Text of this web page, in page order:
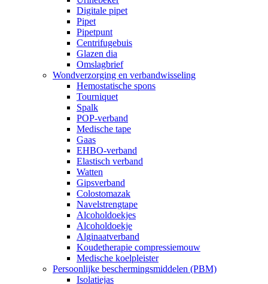
Digitale pipet
Pipet
Pipetpunt
Centrifugebuis
Glazen dia
Omslagbrief
Wondverzorging en verbandwisseling
Hemostatische spons
Tourniquet
Spalk
POP-verband
Medische tape
Gaas
EHBO-verband
Elastisch verband
Watten
Gipsverband
Colostomazak
Navelstrengtape
Alcoholdoekjes
Alcoholdoekje
Alginaatverband
Koudetherapie compressiemouw
Medische koelpleister
Persoonlijke beschermingsmiddelen (PBM)
Isolatiejas